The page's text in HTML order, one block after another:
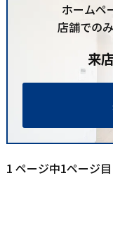
ホームペ
店舗での
来
1 ページ中1ページ目